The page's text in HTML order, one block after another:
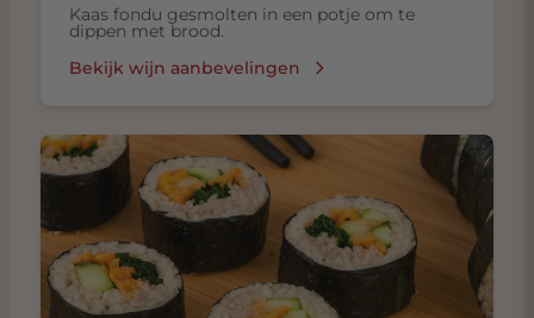
Kaas fondu gesmolten in een potje om te
dippen met brood.
Bekijk wijn aanbevelingen